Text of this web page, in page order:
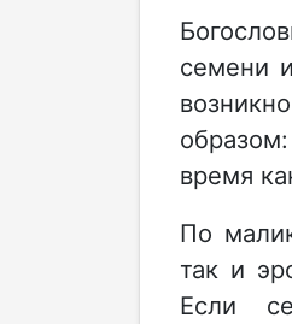
семени
время
По
так и
Если